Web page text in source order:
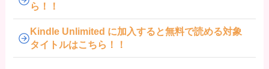
ら！！
Kindle Unlimited に加入すると無料で読める対象
タイトルはこちら！！